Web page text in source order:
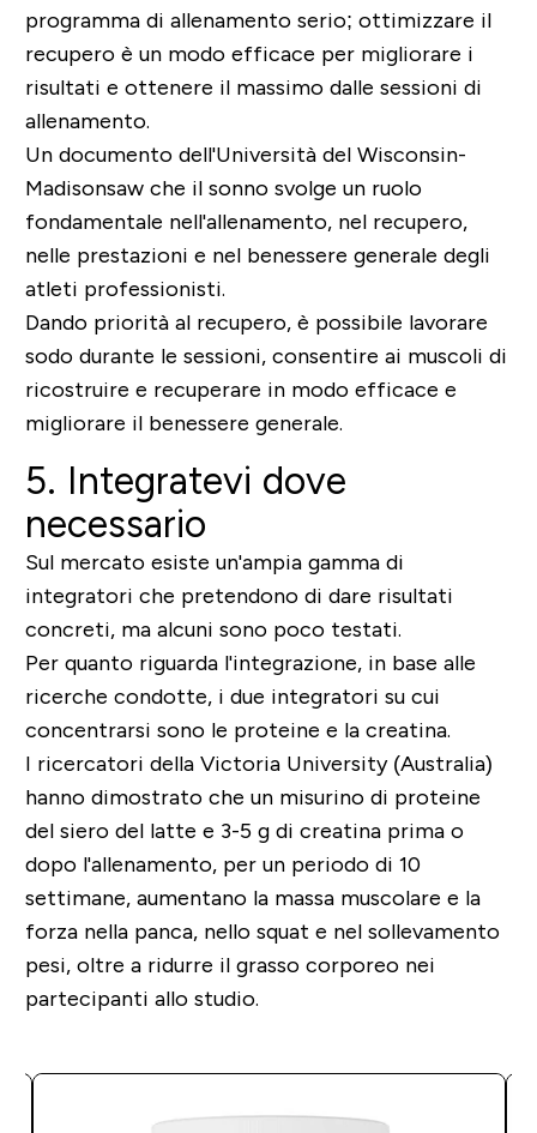
programma di allenamento serio; ottimizzare il
recupero è un modo efficace per migliorare i
risultati e ottenere il massimo dalle sessioni di
allenamento.
Un documento dell'Università del Wisconsin-
Madisonsaw che il sonno svolge un ruolo
fondamentale nell'allenamento, nel recupero,
nelle prestazioni e nel benessere generale degli
atleti professionisti.
Dando priorità al recupero, è possibile lavorare
sodo durante le sessioni, consentire ai muscoli di
ricostruire e recuperare in modo efficace e
migliorare il benessere generale.
5. Integratevi dove
necessario
Sul mercato esiste un'ampia gamma di
integratori che pretendono di dare risultati
concreti, ma alcuni sono poco testati.
Per quanto riguarda l'integrazione, in base alle
ricerche condotte, i due integratori su cui
concentrarsi sono le proteine e la creatina.
I ricercatori della Victoria University (Australia)
hanno dimostrato che un misurino di proteine
del siero del latte e 3-5 g di creatina prima o
dopo l'allenamento, per un periodo di 10
settimane, aumentano la massa muscolare e la
forza nella panca, nello squat e nel sollevamento
pesi, oltre a ridurre il grasso corporeo nei
partecipanti allo studio.